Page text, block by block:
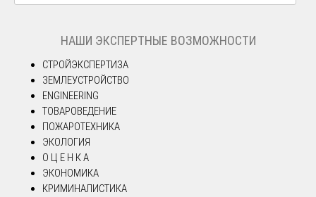
НАШИ ЭКСПЕРТНЫЕ ВОЗМОЖНОСТИ
СТРОЙЭКСПЕРТИЗА
ЗЕМЛЕУСТРОЙСТВО
ENGINEERING
ТОВАРОВЕДЕНИЕ
ПОЖАРОТЕХНИКА
ЭКОЛОГИЯ
О Ц Е Н К А
ЭКОНОМИКА
КРИМИНАЛИСТИКА